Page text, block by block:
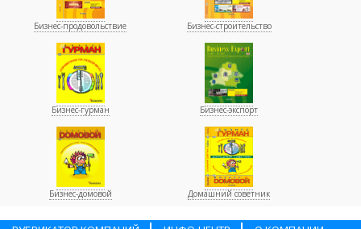
Бизнес-продовольствие Бизнес-строительство
Бизнес-гурман Бизнес-экспорт
Бизнес-домовой Домашний советник